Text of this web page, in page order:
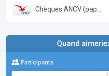
Chèques ANCV (papier)
Quand
Participants